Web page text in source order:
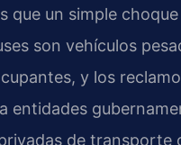
que un simple
son vehículos
y los
entidades
de transporte